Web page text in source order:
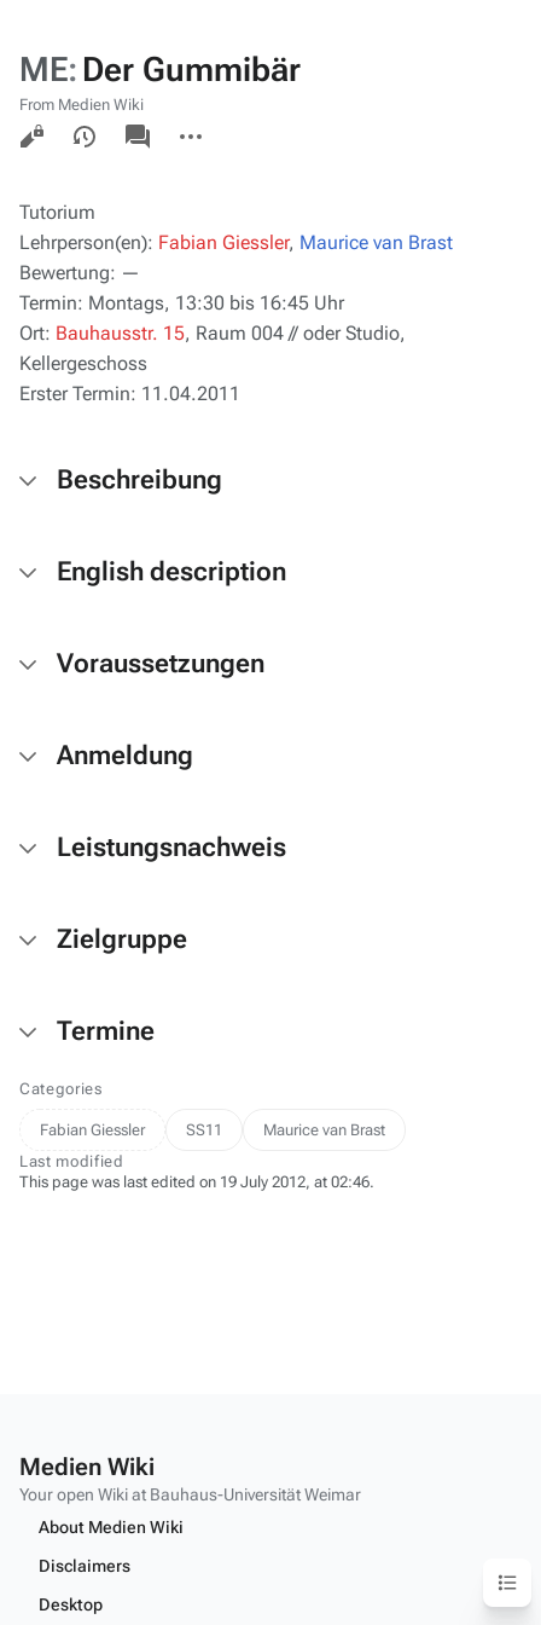
ME: Der Gummibär
From Medien Wiki
Views
associated-
pages
actions
Tutorium
Lehrperson(en): Fabian Giessler, Maurice van Brast
Bewertung: —
Termin: Montags, 13:30 bis 16:45 Uhr
Ort: Bauhausstr. 15, Raum 004 // oder Studio,
Kellergeschoss
Erster Termin: 11.04.2011
Beschreibung
English description
Voraussetzungen
Anmeldung
Leistungsnachweis
Zielgruppe
Termine
Categories
Fabian Giessler SS11
Maurice van Brast
Last modified
This page was last edited on 19 July 2012, at 02:46.
Medien Wiki
Your open Wiki at Bauhaus-Universität Weimar
About Medien Wiki
Disclaimers
Desktop